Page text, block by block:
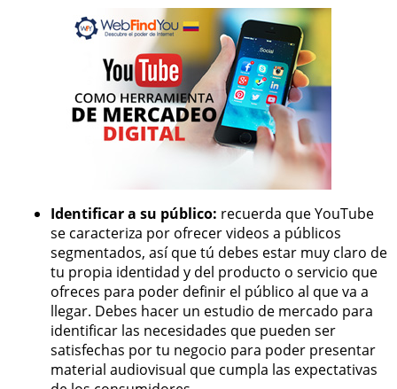
Identificar a su público: recuerda que YouTube
se caracteriza por ofrecer videos a públicos
segmentados, así que tú debes estar muy claro de
tu propia identidad y del producto o servicio que
ofreces para poder definir el público al que va a
llegar. Debes hacer un estudio de mercado para
identificar las necesidades que pueden ser
satisfechas por tu negocio para poder presentar
material audiovisual que cumpla las expectativas